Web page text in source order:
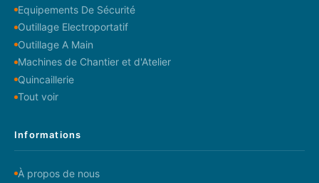
Equipements De Sécurité
Outillage Electroportatif
Outillage A Main
Machines de Chantier et d'Atelier
Quincaillerie
Tout voir
Informations
À propos de nous